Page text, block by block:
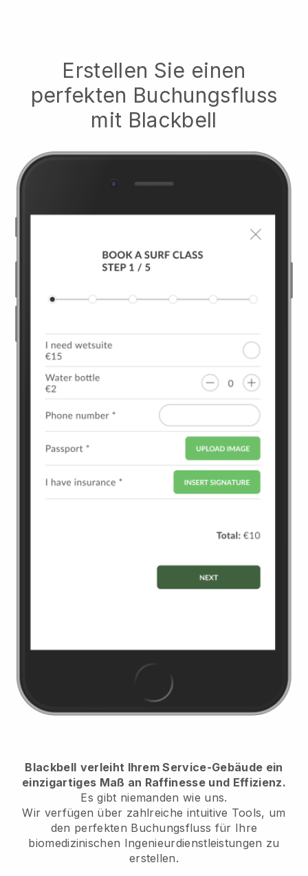
Erstellen Sie einen
perfekten Buchungsfluss
mit Blackbell
Blackbell verleiht Ihrem Service-Gebäude ein
einzigartiges Maß an Raffinesse und Effizienz.
Es gibt niemanden wie uns.
Wir verfügen über zahlreiche intuitive Tools, um
den perfekten Buchungsfluss für Ihre
biomedizinischen Ingenieurdienstleistungen zu
erstellen.